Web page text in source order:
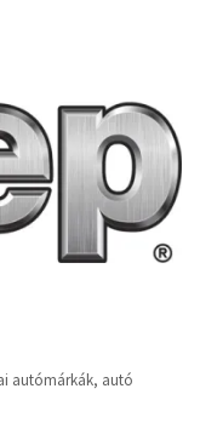
autómárkák, autó